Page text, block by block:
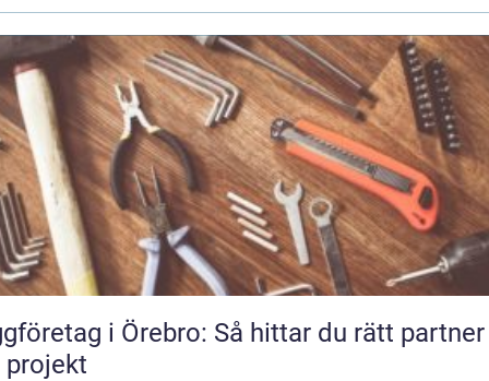
i Örebro: Så hittar du rätt